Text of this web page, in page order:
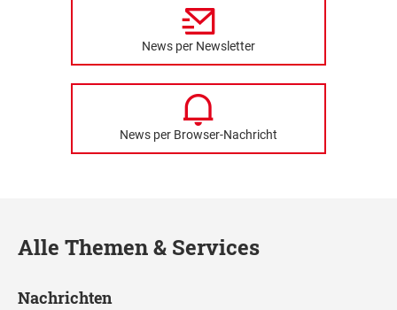
News per Newsletter
News per Browser-Nachricht
Alle Themen & Services
Nachrichten